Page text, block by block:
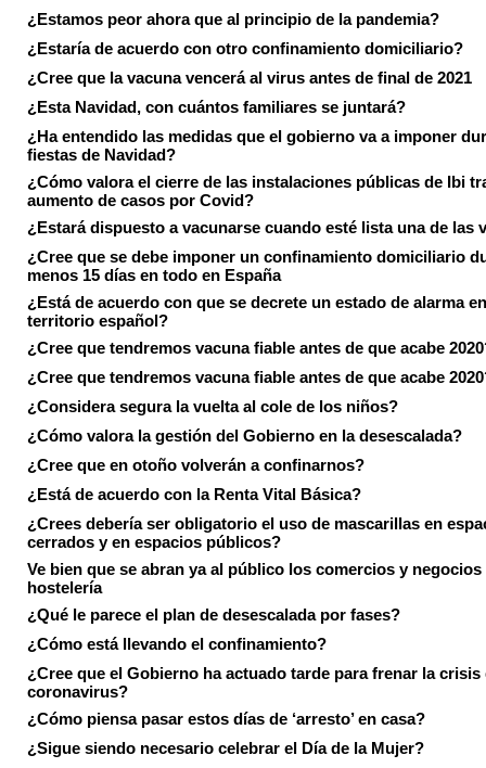
¿Estamos peor ahora que al principio de la pandemia?
¿Estaría de acuerdo con otro confinamiento domiciliario?
¿Cree que la vacuna vencerá al virus antes de final de 2021
¿Esta Navidad, con cuántos familiares se juntará?
¿Ha entendido las medidas que el gobierno va a imponer
fiestas de Navidad?
¿Cómo valora el cierre de las instalaciones públicas de Ibi
aumento de casos por Covid?
¿Estará dispuesto a vacunarse cuando esté lista una de las
¿Cree que se debe imponer un confinamiento domiciliario
menos 15 días en todo en España
¿Está de acuerdo con que se decrete un estado de alarma
territorio español?
¿Cree que tendremos vacuna fiable antes de que acabe
¿Cree que tendremos vacuna fiable antes de que acabe
¿Considera segura la vuelta al cole de los niños?
¿Cómo valora la gestión del Gobierno en la desescalada?
¿Cree que en otoño volverán a confinarnos?
¿Está de acuerdo con la Renta Vital Básica?
¿Crees debería ser obligatorio el uso de mascarillas en
cerrados y en espacios públicos?
Ve bien que se abran ya al público los comercios y negocios
hostelería
¿Qué le parece el plan de desescalada por fases?
¿Cómo está llevando el confinamiento?
¿Cree que el Gobierno ha actuado tarde para frenar la crisis
coronavirus?
¿Cómo piensa pasar estos días de ‘arresto’ en casa?
¿Sigue siendo necesario celebrar el Día de la Mujer?